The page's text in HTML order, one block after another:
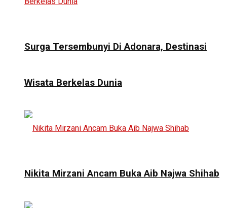
Surga Tersembunyi Di Adonara, Destinasi
Wisata Berkelas Dunia
Nikita Mirzani Ancam Buka Aib Najwa Shihab